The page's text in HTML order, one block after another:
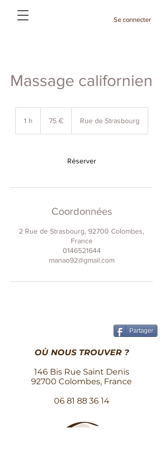
Se connecter
Massage californien
1 h 75 € Rue de Strasbourg
Réserver
Coordonnées
2 Rue de Strasbourg, 92700 Colombes,
France
0146521644
manao92@gmail.com
Partager
OÙ NOUS TROUVER ?
146 Bis Rue Saint Denis
92700 Colombes, France
06 81 88 36 14